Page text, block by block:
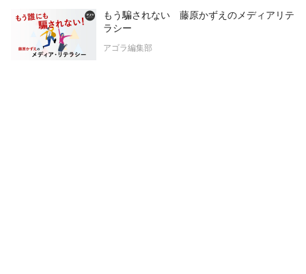
もう騙されない 藤原かずえのメディアリテ
ラシー
アゴラ編集部